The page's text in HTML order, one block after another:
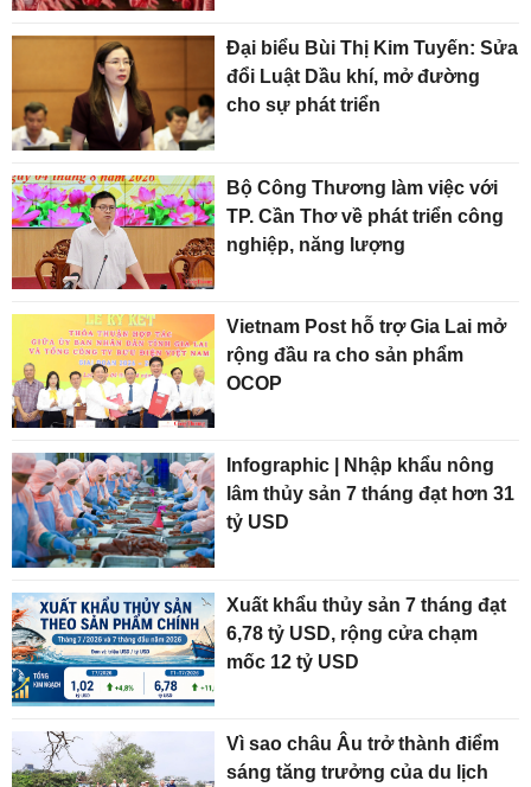
Đại biểu Bùi Thị Kim Tuyến: Sửa
đổi Luật Dầu khí, mở đường
cho sự phát triển
Bộ Công Thương làm việc với
TP. Cần Thơ về phát triển công
nghiệp, năng lượng
Vietnam Post hỗ trợ Gia Lai mở
rộng đầu ra cho sản phẩm
OCOP
Infographic | Nhập khẩu nông
lâm thủy sản 7 tháng đạt hơn 31
tỷ USD
Xuất khẩu thủy sản 7 tháng đạt
6,78 tỷ USD, rộng cửa chạm
mốc 12 tỷ USD
Vì sao châu Âu trở thành điểm
sáng tăng trưởng của du lịch